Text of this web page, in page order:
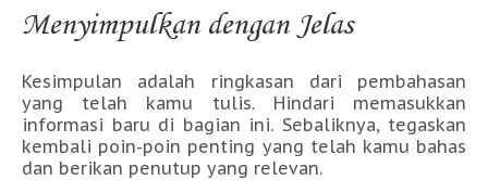
Menyimpulkan dengan Jelas
Kesimpulan adalah ringkasan dari pembahasan
yang telah kamu tulis. Hindari memasukkan
informasi baru di bagian ini. Sebaliknya, tegaskan
kembali poin-poin penting yang telah kamu bahas
dan berikan penutup yang relevan.